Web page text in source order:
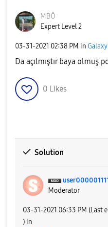
MBÖ
Expert Level 2
‎03-31-2021 02:38 PM in
Da açılmıştır baya olmuş
0 Likes
Solution
Moderator
‎03-31-2021 06:33 PM (Last
) in